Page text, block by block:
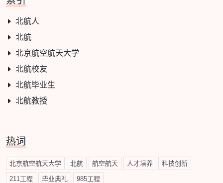
北航人
北航
北京航空航天大学
北航校友
北航毕业生
北航教授
热词
北京航空航天大学 北航 航空航天 人才培养 科技创新
211工程 毕业典礼 985工程